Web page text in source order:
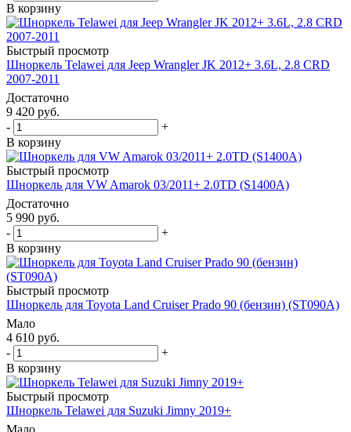
В корзину
Быстрый просмотр
Шноркель Telawei для Jeep Wrangler JK 2012+ 3.6L, 2.8 CRD
2007-2011
Достаточно
9 420 руб.
-
+
В корзину
Быстрый просмотр
Шноркель для VW Amarok 03/2011+ 2.0TD (S1400A)
Достаточно
5 990 руб.
-
+
В корзину
Быстрый просмотр
Шноркель для Toyota Land Cruiser Prado 90 (бензин) (ST090A)
Мало
4 610 руб.
-
+
В корзину
Быстрый просмотр
Шноркель Telawei для Suzuki Jimny 2019+
Мало